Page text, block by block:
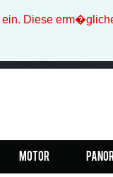
Diese
Motor